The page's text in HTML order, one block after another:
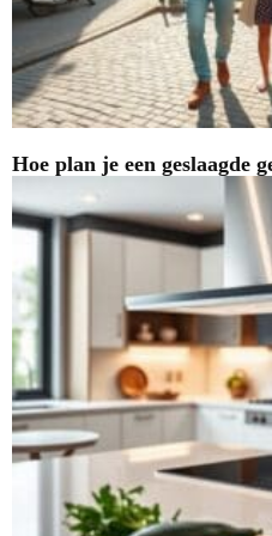
Hoe plan je een geslaagde